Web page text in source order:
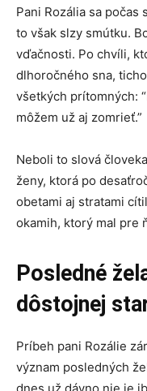
Pani Rozália sa
to však slzy smútku.
vďačnosti. Po chvíli,
dlhoročného sna,
všetkých prítomných:
môžem už aj zomrieť.”
Neboli to slová
ženy, ktorá po
obetami aj stratami
okamih, ktorý mal pre
Posledné
dôstojnej
Príbeh pani Rozálie
význam posledných